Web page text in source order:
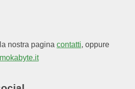
nostra pagina contatti, oppure